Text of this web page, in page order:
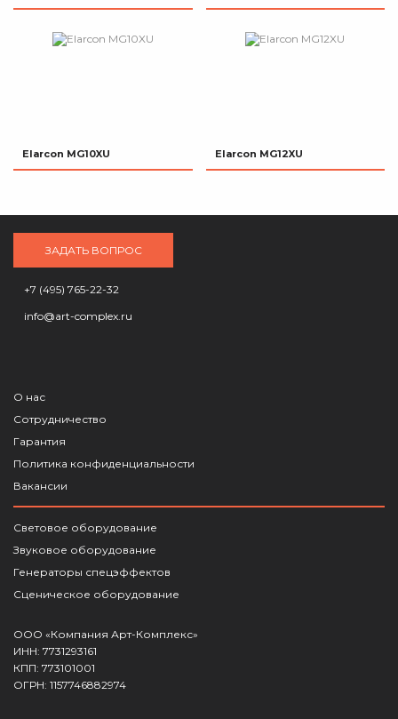
Elarcon MG10XU Elarcon MG12XU
ЗАДАТЬ ВОПРОС
+7 (495) 765-22-32
info@art-complex.ru
О нас
Сотрудничество
Гарантия
Политика конфиденциальности
Вакансии
Световое оборудование
Звуковое оборудование
Генераторы спецэффектов
Сценическое оборудование
ООО «Компания Арт-Комплекс»
ИНН: 7731293161
КПП: 773101001
ОГРН: 1157746882974